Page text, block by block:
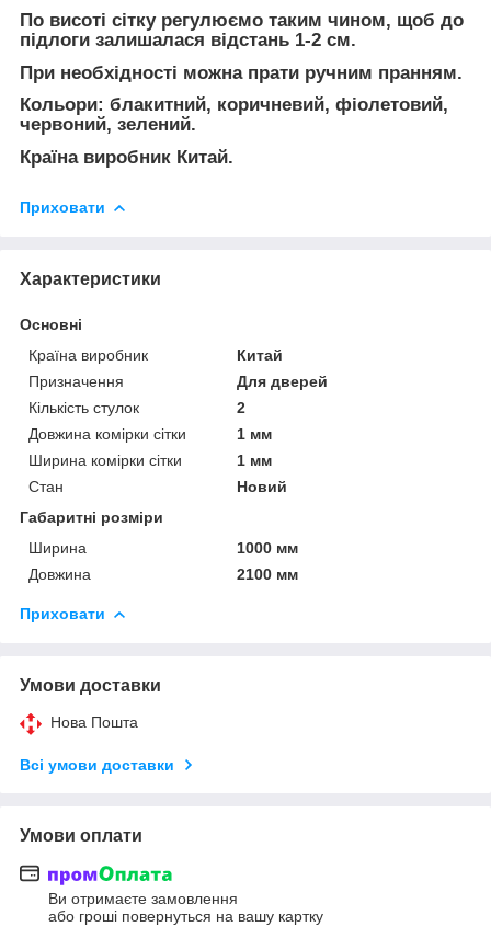
По висоті сітку регулюємо таким чином, щоб до
підлоги залишалася відстань 1-2 см.
При необхідності можна прати ручним пранням.
Кольори: блакитний, коричневий, фіолетовий,
червоний, зелений.
Країна виробник Китай.
Приховати
Характеристики
Основні
Країна виробник
Китай
Призначення
Для дверей
Кількість стулок
2
Довжина комірки сітки
1 мм
Ширина комірки сітки
1 мм
Стан
Новий
Габаритні розміри
Ширина
1000 мм
Довжина
2100 мм
Приховати
Умови доставки
Нова Пошта
Всі умови доставки
Умови оплати
Ви отримаєте замовлення
або гроші повернуться на вашу картку